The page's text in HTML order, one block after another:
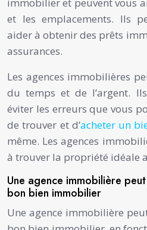
et les emplacements. Ils
aider à obtenir des prêts
assurances.
Les agences immobilières
du temps et de l’argent.
éviter les erreurs que vous
de trouver et d’acheter un
même. Les agences
à trouver la propriété idéale
Une agence immobilière
bon bien immobilier
Une agence immobilière